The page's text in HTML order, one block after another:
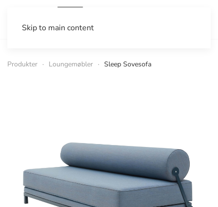
Skip to main content
Produkter Loungemøbler Sleep Sovesofa